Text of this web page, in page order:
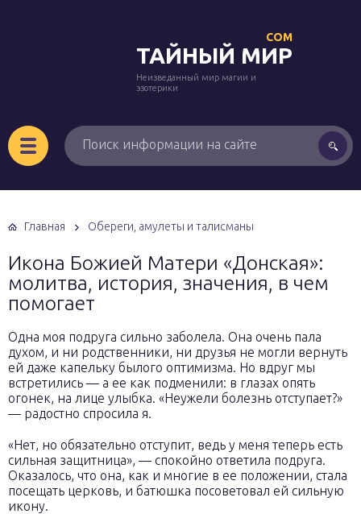
ТАЙНЫЙ МИР
COM
Неизведанный мир магии и
эзотерики
Главная Обереги, амулеты и талисманы
Икона Божией Матери «Донская»:
молитва, история, значения, в чем
помогает
Одна моя подруга сильно заболела. Она очень пала
духом, и ни родственники, ни друзья не могли вернуть
ей даже капельку былого оптимизма. Но вдруг мы
встретились — а ее как подменили: в глазах опять
огонек, на лице улыбка. «Неужели болезнь отступает?»
— радостно спросила я.
«Нет, но обязательно отступит, ведь у меня теперь есть
сильная защитница», — спокойно ответила подруга.
Оказалось, что она, как и многие в ее положении, стала
посещать церковь, и батюшка посоветовал ей сильную
икону.